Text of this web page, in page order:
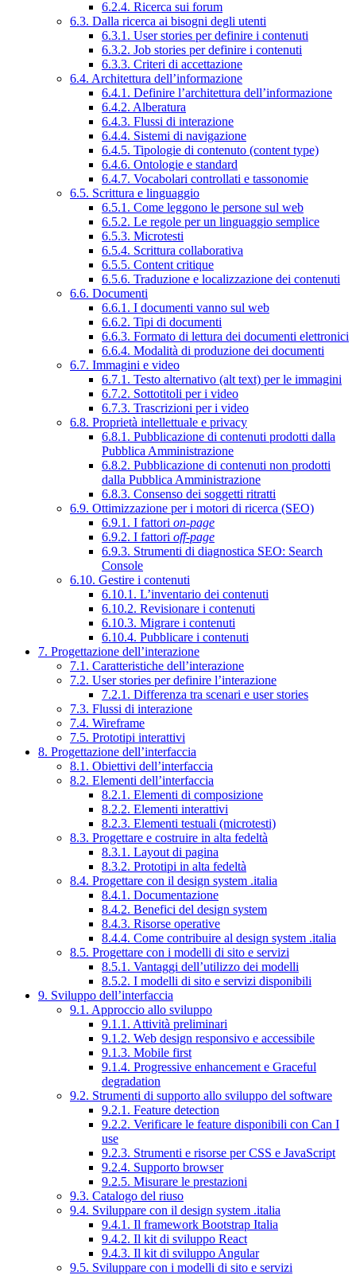
6.2.4. Ricerca sui forum
6.3. Dalla ricerca ai bisogni degli utenti
6.3.1. User stories per definire i contenuti
6.3.2. Job stories per definire i contenuti
6.3.3. Criteri di accettazione
6.4. Architettura dell’informazione
6.4.1. Definire l’architettura dell’informazione
6.4.2. Alberatura
6.4.3. Flussi di interazione
6.4.4. Sistemi di navigazione
6.4.5. Tipologie di contenuto (content type)
6.4.6. Ontologie e standard
6.4.7. Vocabolari controllati e tassonomie
6.5. Scrittura e linguaggio
6.5.1. Come leggono le persone sul web
6.5.2. Le regole per un linguaggio semplice
6.5.3. Microtesti
6.5.4. Scrittura collaborativa
6.5.5. Content critique
6.5.6. Traduzione e localizzazione dei contenuti
6.6. Documenti
6.6.1. I documenti vanno sul web
6.6.2. Tipi di documenti
6.6.3. Formato di lettura dei documenti elettronici
6.6.4. Modalità di produzione dei documenti
6.7. Immagini e video
6.7.1. Testo alternativo (alt text) per le immagini
6.7.2. Sottotitoli per i video
6.7.3. Trascrizioni per i video
6.8. Proprietà intellettuale e privacy
6.8.1. Pubblicazione di contenuti prodotti dalla
Pubblica Amministrazione
6.8.2. Pubblicazione di contenuti non prodotti
dalla Pubblica Amministrazione
6.8.3. Consenso dei soggetti ritratti
6.9. Ottimizzazione per i motori di ricerca (SEO)
6.9.1. I fattori on-page
6.9.2. I fattori off-page
6.9.3. Strumenti di diagnostica SEO: Search
Console
6.10. Gestire i contenuti
6.10.1. L’inventario dei contenuti
6.10.2. Revisionare i contenuti
6.10.3. Migrare i contenuti
6.10.4. Pubblicare i contenuti
7. Progettazione dell’interazione
7.1. Caratteristiche dell’interazione
7.2. User stories per definire l’interazione
7.2.1. Differenza tra scenari e user stories
7.3. Flussi di interazione
7.4. Wireframe
7.5. Prototipi interattivi
8. Progettazione dell’interfaccia
8.1. Obiettivi dell’interfaccia
8.2. Elementi dell’interfaccia
8.2.1. Elementi di composizione
8.2.2. Elementi interattivi
8.2.3. Elementi testuali (microtesti)
8.3. Progettare e costruire in alta fedeltà
8.3.1. Layout di pagina
8.3.2. Prototipi in alta fedeltà
8.4. Progettare con il design system .italia
8.4.1. Documentazione
8.4.2. Benefici del design system
8.4.3. Risorse operative
8.4.4. Come contribuire al design system .italia
8.5. Progettare con i modelli di sito e servizi
8.5.1. Vantaggi dell’utilizzo dei modelli
8.5.2. I modelli di sito e servizi disponibili
9. Sviluppo dell’interfaccia
9.1. Approccio allo sviluppo
9.1.1. Attività preliminari
9.1.2. Web design responsivo e accessibile
9.1.3. Mobile first
9.1.4. Progressive enhancement e Graceful
degradation
9.2. Strumenti di supporto allo sviluppo del software
9.2.1. Feature detection
9.2.2. Verificare le feature disponibili con Can I
use
9.2.3. Strumenti e risorse per CSS e JavaScript
9.2.4. Supporto browser
9.2.5. Misurare le prestazioni
9.3. Catalogo del riuso
9.4. Sviluppare con il design system .italia
9.4.1. Il framework Bootstrap Italia
9.4.2. Il kit di sviluppo React
9.4.3. Il kit di sviluppo Angular
9.5. Sviluppare con i modelli di sito e servizi